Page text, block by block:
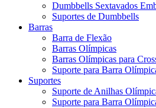
Dumbbells Sextavados
Suportes de Dumbbells
Barras
Barra de Flexão
Barras Olímpicas
Barras Olímpicas para
Suporte para Barra
Suportes
Suporte de Anilhas
Suporte para Barra